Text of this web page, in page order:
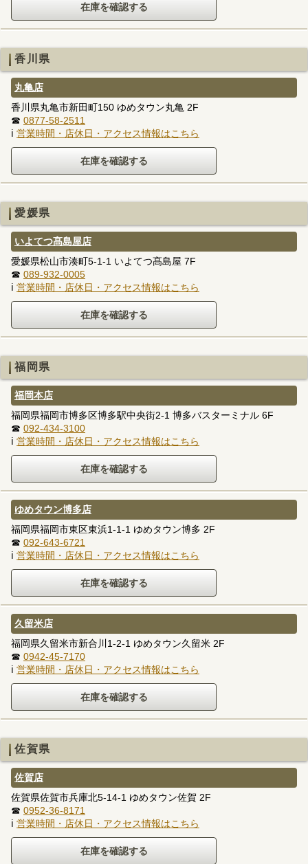
香川県
丸亀店
香川県丸亀市新田町150 ゆめタウン丸亀 2F
☎ 0877-58-2511
ℹ 営業時間・店休日・アクセス情報はこちら
愛媛県
いよてつ髙島屋店
愛媛県松山市湊町5-1-1 いよてつ髙島屋 7F
☎ 089-932-0005
ℹ 営業時間・店休日・アクセス情報はこちら
福岡県
福岡本店
福岡県福岡市博多区博多駅中央街2-1 博多バスターミナル 6F
☎ 092-434-3100
ℹ 営業時間・店休日・アクセス情報はこちら
ゆめタウン博多店
福岡県福岡市東区東浜1-1-1 ゆめタウン博多 2F
☎ 092-643-6721
ℹ 営業時間・店休日・アクセス情報はこちら
久留米店
福岡県久留米市新合川1-2-1 ゆめタウン久留米 2F
☎ 0942-45-7170
ℹ 営業時間・店休日・アクセス情報はこちら
佐賀県
佐賀店
佐賀県佐賀市兵庫北5-14-1 ゆめタウン佐賀 2F
☎ 0952-36-8171
ℹ 営業時間・店休日・アクセス情報はこちら